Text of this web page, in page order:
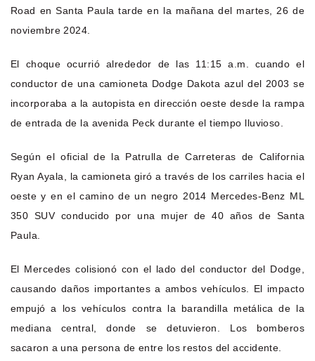
Road en Santa Paula tarde en la mañana del martes, 26 de
noviembre 2024.
El choque ocurrió alrededor de las 11:15 a.m. cuando el
conductor de una camioneta Dodge Dakota azul del 2003 se
incorporaba a la autopista en dirección oeste desde la rampa
de entrada de la avenida Peck durante el tiempo lluvioso.
Según el oficial de la Patrulla de Carreteras de California
Ryan Ayala, la camioneta giró a través de los carriles hacia el
oeste y en el camino de un negro 2014 Mercedes-Benz ML
350 SUV conducido por una mujer de 40 años de Santa
Paula.
El Mercedes colisionó con el lado del conductor del Dodge,
causando daños importantes a ambos vehículos. El impacto
empujó a los vehículos contra la barandilla metálica de la
mediana central, donde se detuvieron. Los bomberos
sacaron a una persona de entre los restos del accidente.